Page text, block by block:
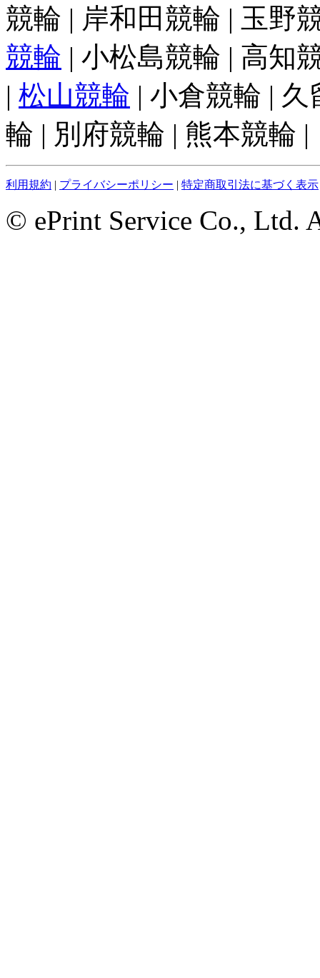
競輪 | 岸和田競輪 | 玉野
競輪 | 小松島競輪 | 高知
| 松山競輪 | 小倉競輪 |
輪 | 別府競輪 | 熊本競輪 |
利用規約 | プライバシーポリシー | 特定商取引法に基づく表示
© ePrint Service Co., Ltd.